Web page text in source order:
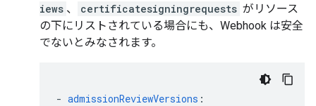
iews 、 certificatesigningrequests がリソース
の下にリストされている場合にも、Webhook は安全
でないとみなされます。
- admissionReviewVersions :